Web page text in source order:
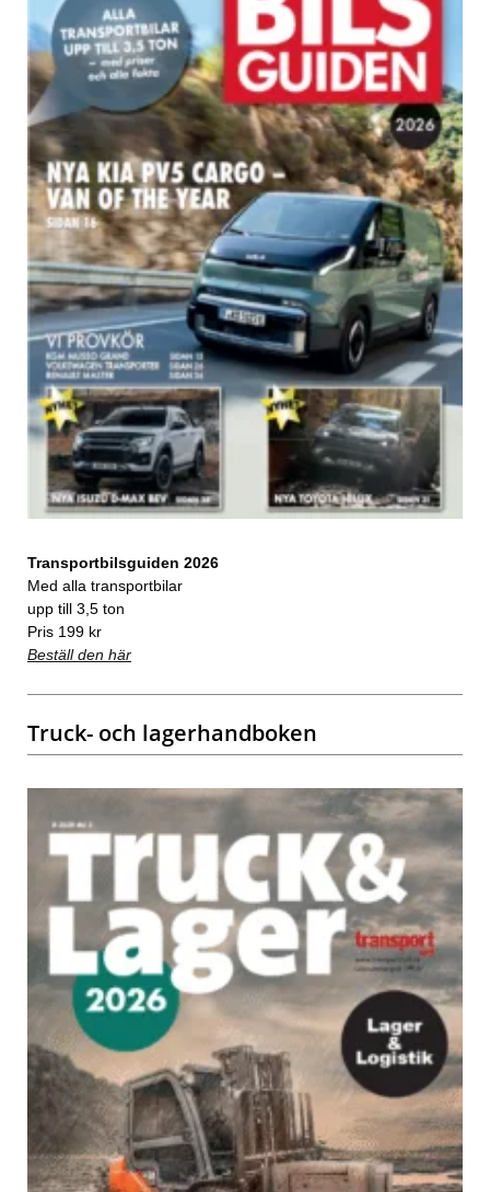
Transportbilsguiden 2026
Med alla transportbilar
upp till 3,5 ton
Pris 199 kr
Beställ den här
Truck- och lagerhandboken